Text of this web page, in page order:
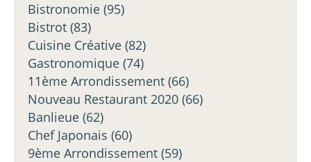
Bistronomie (95)
Bistrot (83)
Cuisine Créative (82)
Gastronomique (74)
11ème Arrondissement (66)
Nouveau Restaurant 2020 (66)
Banlieue (62)
Chef Japonais (60)
9ème Arrondissement (59)